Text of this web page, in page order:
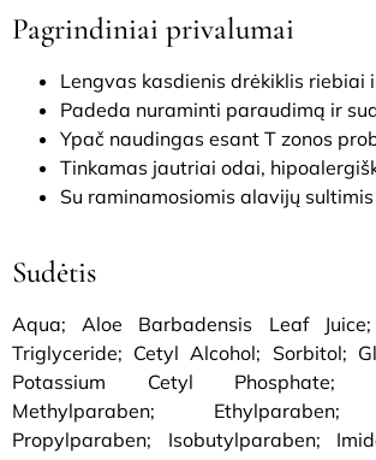
Pagrindiniai privalumai
Lengvas kasdienis drėkiklis riebiai
Padeda nuraminti paraudimą ir
Ypač naudingas esant T zonos
Tinkamas jautriai odai,
Su raminamosiomis alavijų sultimis
Sudėtis
Aqua; Aloe Barbadensis Leaf Juice;
Triglyceride; Cetyl Alcohol; Sorbitol;
Potassium Cetyl Phosphate;
Methylparaben; Ethylparaben;
Propylparaben; Isobutylparaben;